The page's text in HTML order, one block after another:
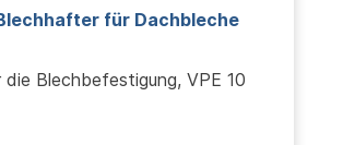
für Dachbleche
Blechbefestigung, VPE 10